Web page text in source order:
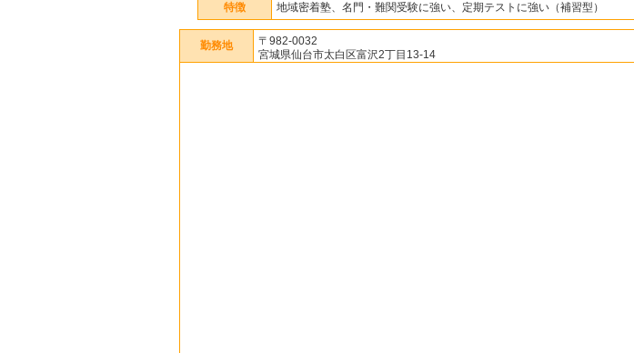
特徴 地域密着塾、名門・難関受験に強い、定期テストに強い（補習型）
勤務地
〒982-0032
宮城県仙台市太白区富沢2丁目13-14